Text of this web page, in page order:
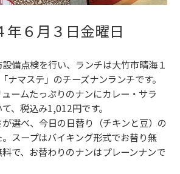
年６月３日金曜日
備点検を行い、ランチは大竹市晴海１
ナマステ」のチーズナンランチです。
ームたっぷりのナンにカレー・サラ
、税込み1,012円です。
選べ、今日の日替り（チキンと豆）の
スープはバイキング形式でお替り無
で、お替わりのナンはプレーンナンで